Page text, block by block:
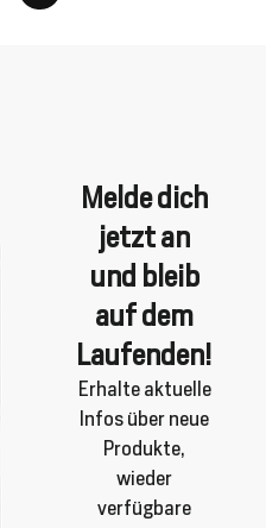
Melde dich
jetzt an
und bleib
auf dem
Laufenden!
Erhalte aktuelle
Infos über neue
Produkte,
wieder
verfügbare